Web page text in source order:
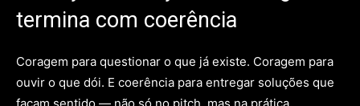
termina com coerência
Coragem para questionar o que já existe. Coragem para
ouvir o que dói. E coerência para entregar soluções que